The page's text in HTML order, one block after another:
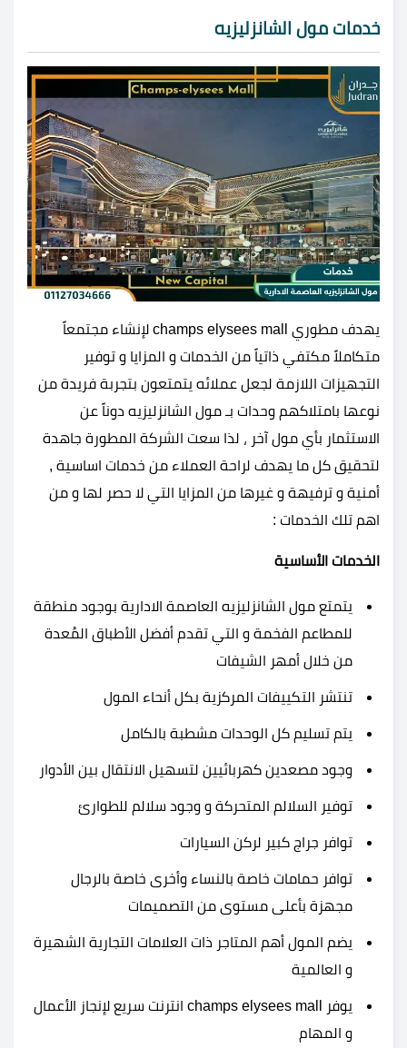
خدمات مول الشانزليزيه
يهدف مطوري champs elysees mall لإنشاء مجتمعاً
متكاملاً مكتفي ذاتياً من الخدمات و المزايا و توفير
التجهيزات اللازمة لجعل عملائه يتمتعون بتجربة فريدة من
نوعها بامتلاكهم وحدات بـ مول الشانزليزيه دوناً عن
الاستثمار بأي مول آخر ، لذا سعت الشركة المطورة جاهدة
لتحقيق كل ما يهدف لراحة العملاء من خدمات اساسية ,
أمنية و ترفيهة و غيرها من المزايا التي لا حصر لها و من
اهم تلك الخدمات :
الخدمات الأساسية
يتمتع مول الشانزليزيه العاصمة الادارية بوجود منطقة
للمطاعم الفخمة و التي تقدم أفضل الأطباق المُعدة
من خلال أمهر الشيفات
تنتشر التكييفات المركزية بكل أنحاء المول
يتم تسليم كل الوحدات مشطبة بالكامل
وجود مصعدين كهربائيين لتسهيل الانتقال بين الأدوار
توفير السلالم المتحركة و وجود سلالم للطوارئ
توافر جراج كبير لركن السيارات
توافر حمامات خاصة بالنساء وأخرى خاصة بالرجال
مجهزة بأعلى مستوى من التصميمات
يضم المول أهم المتاجر ذات العلامات التجارية الشهيرة
و العالمية
يوفر champs elysees mall انترنت سريع لإنجاز الأعمال
و المهام